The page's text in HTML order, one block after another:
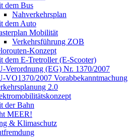
dem Bus
Nahverkehrsplan
dem Auto
Mobilität
Verkehrsführung ZOB
Konzept
dem E-Tretroller (E-Scooter)
Verordnung (EG) Nr. 1370/2007
VO1370/2007 Vorabbekanntmachung
2.0
der Bahn
MEER!
& Klimaschutz